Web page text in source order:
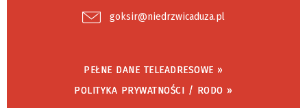
goksir@niedrzwicaduza.pl
PEŁNE DANE TELEADRESOWE »
POLITYKA PRYWATNOŚCI / RODO »